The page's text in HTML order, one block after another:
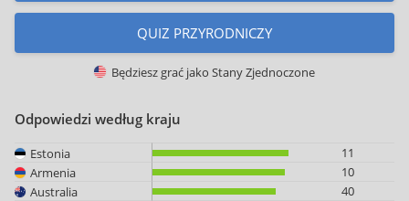
QUIZ PRZYRODNICZY
Będziesz grać jako Stany Zjednoczone
Odpowiedzi według kraju
Estonia
11
Armenia
10
Australia
40